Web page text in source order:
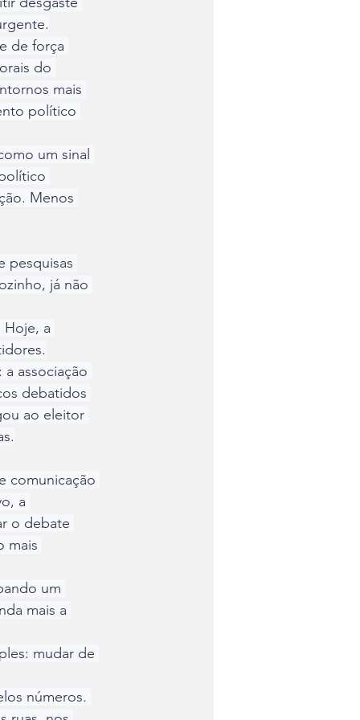
de força
do
mais
político
um sinal
Menos
pesquisas
já não
a
associação
debatidos
ao eleitor
comunicação
a
o debate
mais
um
mais a
mudar de
números.